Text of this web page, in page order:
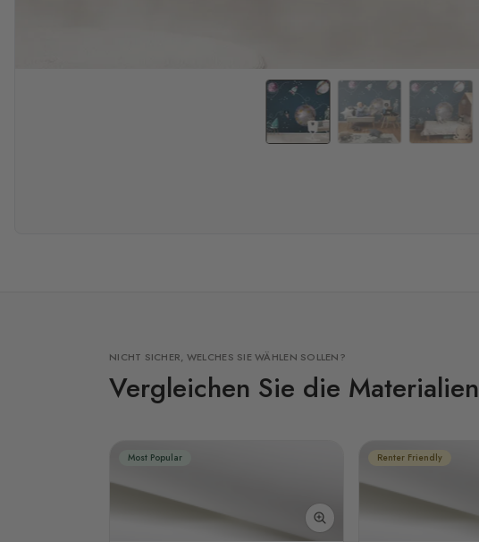
NICHT SICHER, WELCHES SIE WÄHLEN SOLLEN?
Vergleichen Sie die Materialien
Most Popular Renter Friendly